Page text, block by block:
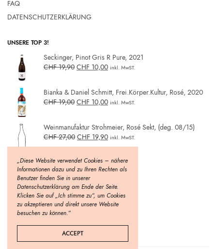
FAQ
DATENSCHUTZERKLÄRUNG
UNSERE TOP 3!
Seckinger, Pinot Gris R Pure, 2021
CHF19,90 CHF 10,00 inkl. MwST.
Bianka & Daniel Schmitt, Frei.Körper.Kultur, Rosé, 2020
CHF19,00 CHF 10,00 inkl. MwST.
Weinmanufaktur Strohmeier, Rosé Sekt, (deg. 08/15)
CHF27,00 CHF 19,90 inkl. MwST.
„Diese Website verwendet Cookies – nähere
Informationen dazu und zu Ihren Rechten als
Benutzer finden Sie in unserer
Datenschutzerklärung am Ende der Seite.
Klicken Sie auf „Ich stimme zu“, um Cookies
zu akzeptieren und direkt unsere Website
besuchen zu können.“
ACCEPT